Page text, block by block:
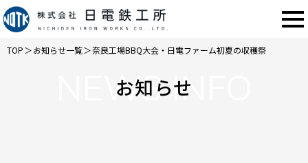
TOP＞お知らせ一覧＞奈良工場BBQ大会・日電ファーム初夏の収穫祭
NEWS INFO
お知らせ